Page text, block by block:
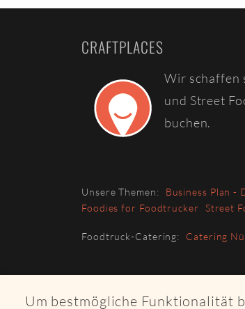
Um bestmögliche Funktionalität
CRAFTPLACES
Wir schaffen
und Street
buchen.
Unsere Themen: Business Plan -
Foodies for Foodtrucker
Street
Foodtruck-Catering: Catering